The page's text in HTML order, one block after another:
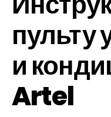
пульту
и
Artel